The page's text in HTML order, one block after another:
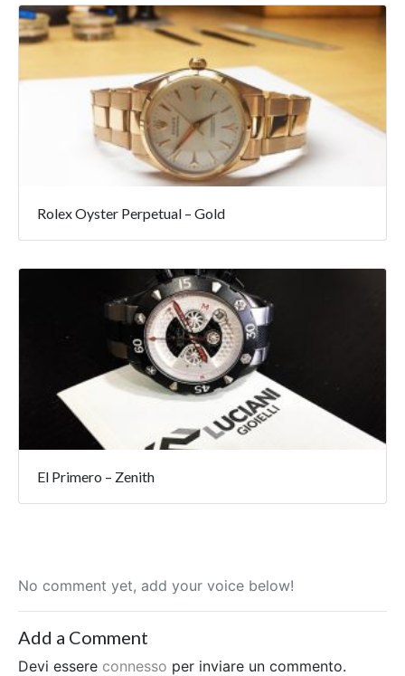
Rolex Oyster Perpetual – Gold
El Primero – Zenith
No comment yet, add your voice below!
Add a Comment
Devi essere connesso per inviare un commento.